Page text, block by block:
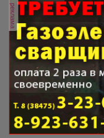
реклама